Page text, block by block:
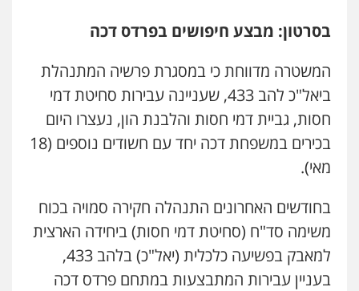
עו"ד שילה ענבר
דין
0506216097
0506217994
עו"ד נס בן נתן
פלילי כלכלי פשיעה חמורה נוער
בסרטון: מבצע חיפושים בפרדס דכה
המשטרה מדווחת כי במסגרת פרשיה המתנהלת
ביאל"כ להב 433, שעניינה עבירות סחיטת דמי
חסות, גביית דמי חסות והלבנת הון, נעצרו היום
בכירים במשפחת דכה יחד עם חשודים נוספים (18
מאי).
בחודשים האחרונים התנהלה חקירה סמויה בכוח
משימה סד"ח (סחיטת דמי חסות) ביחידה הארצית
למאבק בפשיעה כלכלית (יאל"כ) בלהב 433,
בעניין עבירות המתבצעות במתחם פרדס דכה